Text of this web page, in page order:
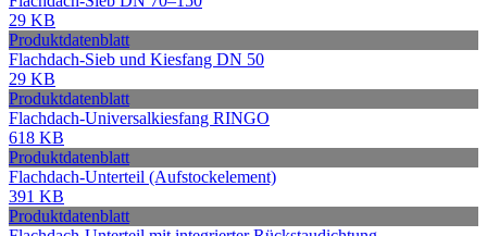
29 KB
Produktdatenblatt
Flachdach-Sieb und Kiesfang DN 50
29 KB
Produktdatenblatt
Flachdach-Universalkiesfang RINGO
618 KB
Produktdatenblatt
Flachdach-Unterteil (Aufstockelement)
391 KB
Produktdatenblatt